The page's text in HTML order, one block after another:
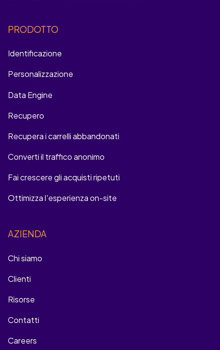
PRODOTTO
Identificazione
Personalizzazione
Data Engine
Recupero
Recupera i carrelli abbandonati
Converti il traffico anonimo
Fai crescere gli acquisti ripetuti
Ottimizza l'esperienza on-site
AZIENDA
Chi siamo
Clienti
Risorse
Contatti
Careers